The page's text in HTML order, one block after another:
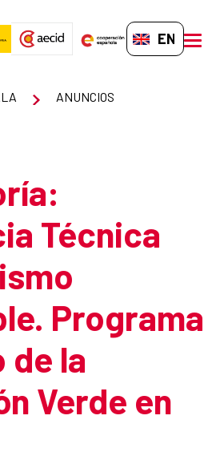
EN-GB
ANUNCIOS
Técnica
Programa
de la
Verde en